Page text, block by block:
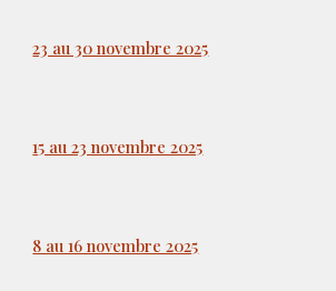
23 au 30 novembre 2025
15 au 23 novembre 2025
8 au 16 novembre 2025